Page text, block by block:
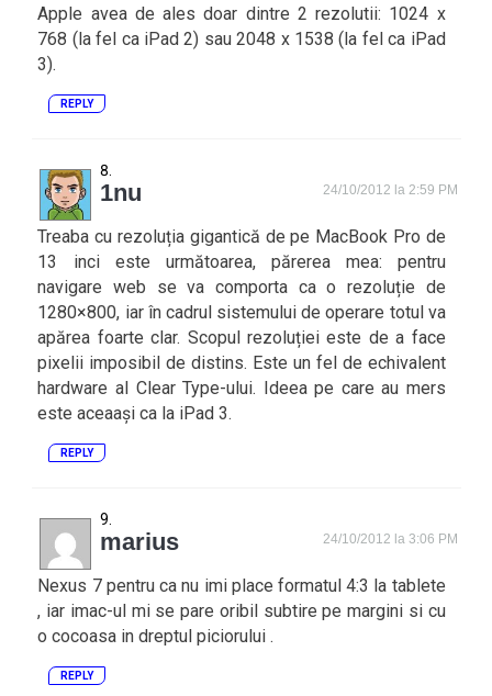
Apple avea de ales doar dintre 2 rezolutii: 1024 x
768 (la fel ca iPad 2) sau 2048 x 1538 (la fel ca iPad
3).
REPLY
1nu 24/10/2012 la 2:59 PM
Treaba cu rezoluția gigantică de pe MacBook Pro de
13 inci este următoarea, părerea mea: pentru
navigare web se va comporta ca o rezoluție de
1280×800, iar în cadrul sistemului de operare totul va
apărea foarte clar. Scopul rezoluției este de a face
pixelii imposibil de distins. Este un fel de echivalent
hardware al Clear Type-ului. Ideea pe care au mers
este aceaași ca la iPad 3.
REPLY
marius 24/10/2012 la 3:06 PM
Nexus 7 pentru ca nu imi place formatul 4:3 la tablete
, iar imac-ul mi se pare oribil subtire pe margini si cu
o cocoasa in dreptul piciorului .
REPLY